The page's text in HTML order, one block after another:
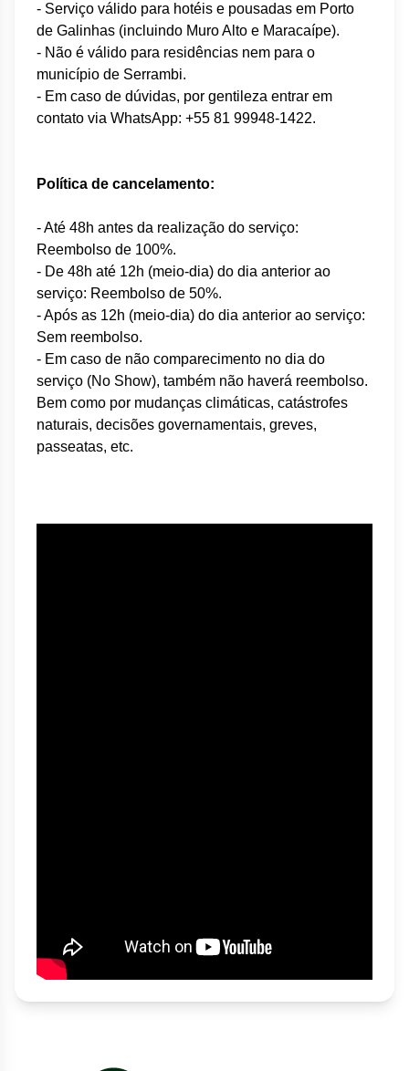
- Serviço válido para ​ hotéis e pousadas em Porto
de Galinhas (incluindo Muro Alto e Maracaípe).
- Não é válido para residências nem para o
município de Serrambi.
- Em caso de dúvidas, por gentileza entrar em
contato via WhatsApp: +55 81 99948-1422.
Política de cancelamento:
- Até 48h antes da realização do serviço:
Reembolso de 100%.
- De 48h até 12h (meio-dia) do dia anterior ao
serviço: Reembolso de 50%.
- Após as 12h (meio-dia) do dia anterior ao serviço:
Sem reembolso.
- Em caso de não comparecimento no dia do
serviço (No Show), também não haverá reembolso.
Bem como por mudanças climáticas, catástrofes
naturais, decisões governamentais, greves,
passeatas, etc.